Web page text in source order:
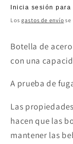
Precio
habitual
Inicia sesión
Losgastos de envío se
Botella de
con una
A prueba de
Las
hacen que las
mantener las